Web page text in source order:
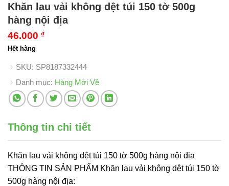
Khăn lau vải không dệt túi 150 tờ 500g
hàng nội địa
46.000 ₫
Hết hàng
SKU: SP8187332444
Danh mục: Hàng Mới Về
Thông tin chi tiết
Khăn lau vải không dệt túi 150 tờ 500g hàng nội địa
THÔNG TIN SẢN PHẨM Khăn lau vải không dệt túi 150 tờ
500g hàng nội địa: